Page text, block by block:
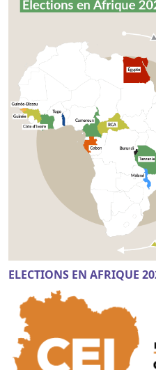
ELECTIONS EN AFRIQUE